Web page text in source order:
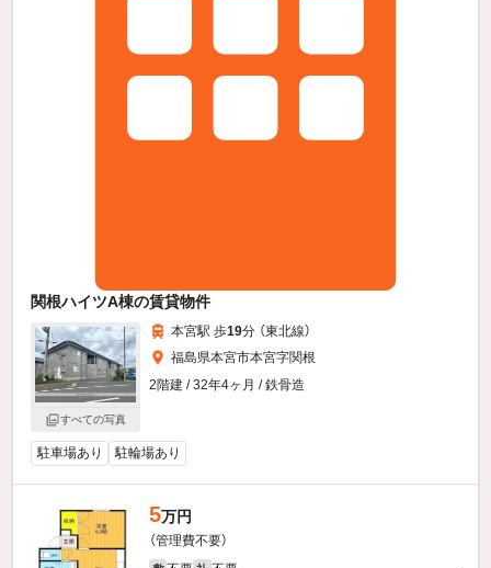
関根ハイツA棟の賃貸物件
すべての写真
本宮駅 歩19分 （東北線）
福島県本宮市本宮字関根
2階建 / 32年4ヶ月 / 鉄骨造
駐車場あり 駐輪場あり
5万円
（管理費不要）